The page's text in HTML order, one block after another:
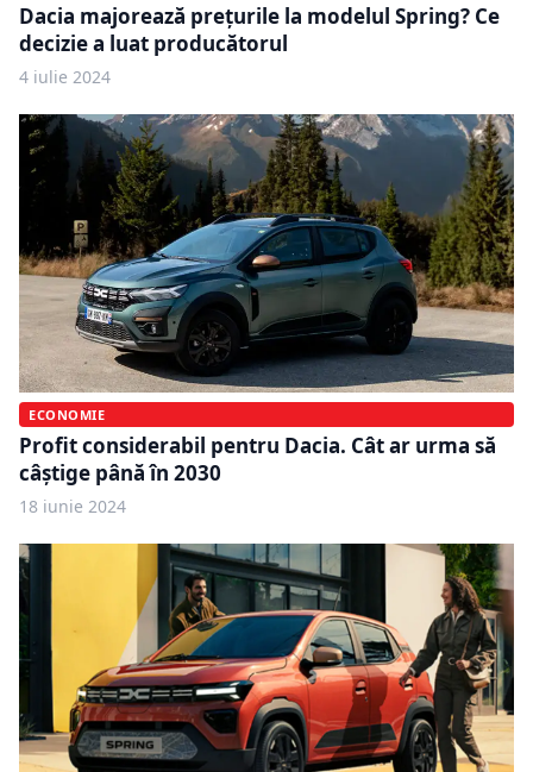
Dacia majorează prețurile la modelul Spring? Ce
decizie a luat producătorul
4 iulie 2024
ECONOMIE
Profit considerabil pentru Dacia. Cât ar urma să
câștige până în 2030
18 iunie 2024